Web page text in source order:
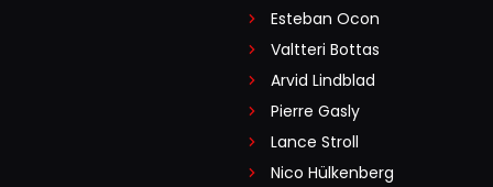
Esteban Ocon
Valtteri Bottas
Arvid Lindblad
Pierre Gasly
Lance Stroll
Nico Hülkenberg